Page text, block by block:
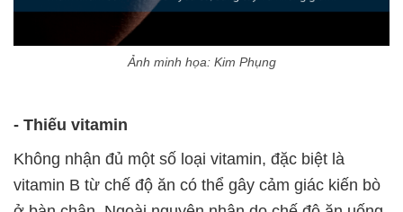
Ảnh minh họa: Kim Phụng
- Thiếu vitamin
Không nhận đủ một số loại vitamin, đặc biệt là
vitamin B từ chế độ ăn có thể gây cảm giác kiến bò